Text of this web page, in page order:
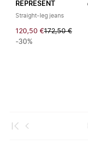
REPRESENT
Straight-leg jeans
120,50 €172,50 €
-30%